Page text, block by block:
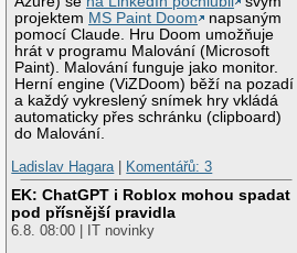
projektem MS Paint Doom
napsaným
pomocí Claude. Hru Doom umožňuje
hrát v programu Malování (Microsoft
Paint). Malování funguje jako monitor.
Herní engine (ViZDoom) běží na pozadí
a každý vykreslený snímek hry vkládá
automaticky přes schránku (clipboard)
do Malování.
Ladislav Hagara
Komentářů: 3
EK: ChatGPT i Roblox mohou spadat
pod přísnější pravidla
6.8. 08:00 | IT novinky